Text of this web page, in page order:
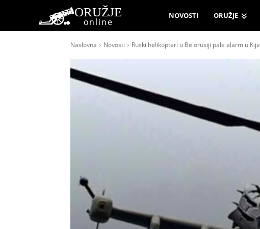
ORUŽJE
online
NOVOSTI ORUŽJE
Naslovna Novosti Ruski helikopteri u Belorusiji pale alarm u